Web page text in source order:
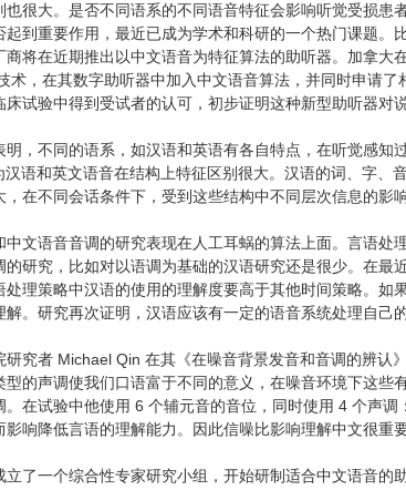
也很大。是否不同语系的不同语音特征会影响听觉受损
起到重要作用，最近已成为学术和科研的一个热门课题
商将在近期推出以中文语音为特征算法的助听器。加拿
术，在其数字助听器中加入中文语音算法，并同时申请
试验中得到受试者的认可，初步证明这种新型助听器对
明，不同的语系，如汉语和英语有各自特点，在听觉感
语和英文语音在结构上特征区别很大。汉语的词、字
在不同会话条件下，受到这些结构中不同层次信息的影响
中文语音音调的研究表现在人工耳蜗的算法上面。言语
的研究，比如对以语调为基础的汉语研究还是很少。在
处理策略中汉语的使用的理解度要高于其他时间策略。
解。研究再次证明，汉语应该有一定的语音系统处理自己
研究者 Michael Qin 在其《在噪音背景发音和音调的辨
型的声调使我们口语富于不同的意义，在噪音环境下这
。在试验中他使用 6 个辅元音的音位，同时使用 4 个声
影响降低言语的理解能力。因此信噪比影响理解中文很重
立了一个综合性专家研究小组，开始研制适合中文语音